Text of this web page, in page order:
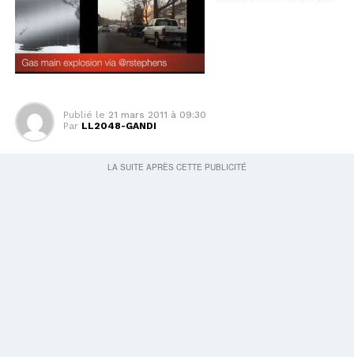
Publié le 21 mars 2011 à 09:30
Par LL2048-GANDI